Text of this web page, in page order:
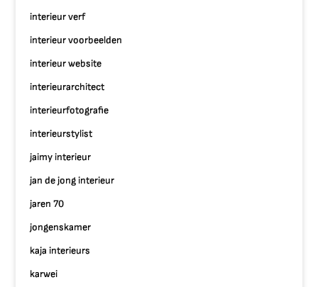
interieur verf
interieur voorbeelden
interieur website
interieurarchitect
interieurfotografie
interieurstylist
jaimy interieur
jan de jong interieur
jaren 70
jongenskamer
kaja interieurs
karwei